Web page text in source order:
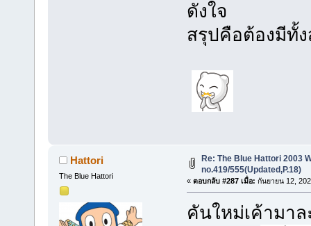
ดังใจ
สรุปคือต้องมีทั้ง
Hattori
The Blue Hattori
Re: The Blue Hattori 2003
no.419/555(Updated,P.18)
« ตอบกลับ #287 เมื่อ: กันยายน 12,
คันใหม่เค้ามาล